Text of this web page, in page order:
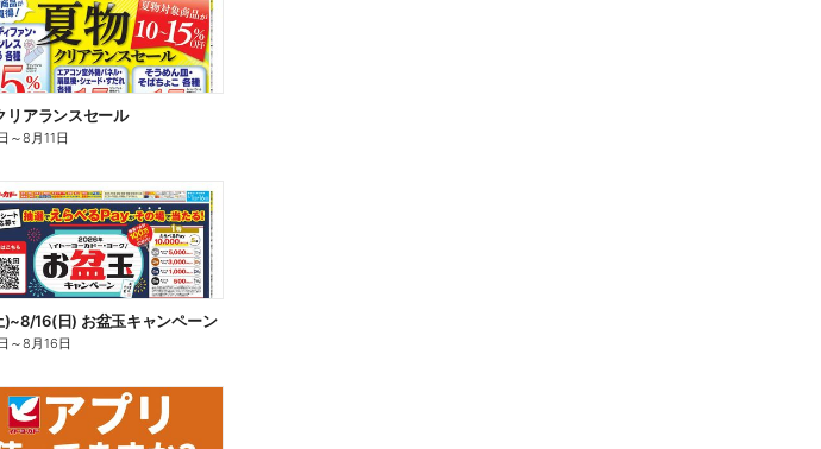
リアランスセール
～8月11日
)~8/16(日) お盆玉キャンペーン
～8月16日